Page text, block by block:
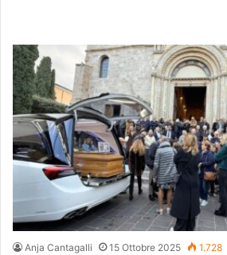
Anja Cantagalli 15 Ottobre 2025 1.728